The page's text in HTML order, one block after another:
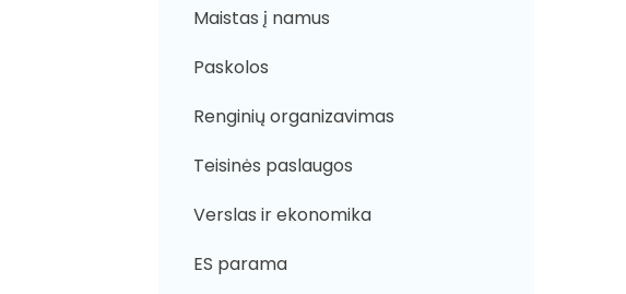
Maistas į namus
Paskolos
Renginių organizavimas
Teisinės paslaugos
Verslas ir ekonomika
ES parama